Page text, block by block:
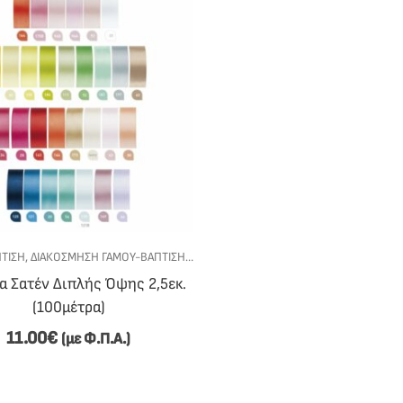
- DIY
,ΔΙΑΚΌΣΜΗΣΗ ΓΆΜΟΥ-ΒΆΠΤΙΣΗΣ ,
Σατέν Διπλής Όψης 2,5εκ.
(100μέτρα)
11.00€ (με Φ.Π.Α.)